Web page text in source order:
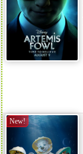
New!